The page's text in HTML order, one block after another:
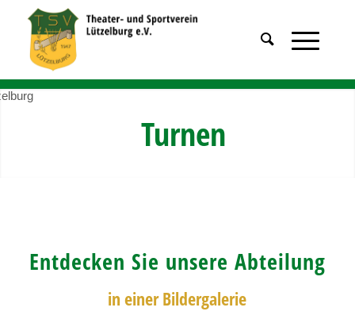
Turnen
Entdecken Sie unsere Abteilung
in einer Bildergalerie